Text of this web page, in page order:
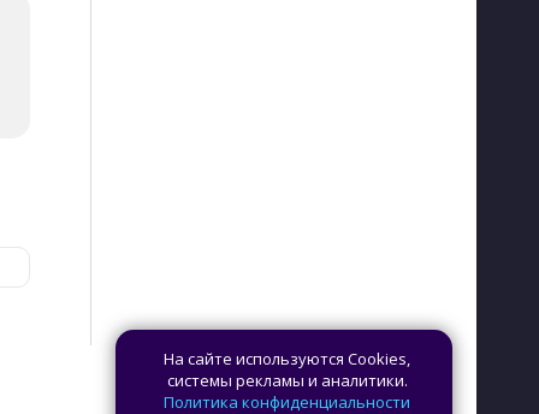
На сайте используются Cookies,
системы рекламы и аналитики.
Политика конфиденциальности